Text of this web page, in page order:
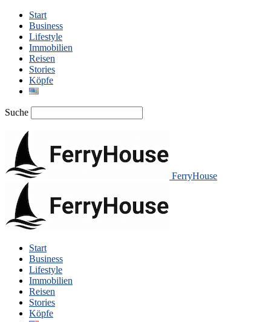
Start
Business
Lifestyle
Immobilien
Reisen
Stories
Köpfe
Suche
FerryHouse
Start
Business
Lifestyle
Immobilien
Reisen
Stories
Köpfe